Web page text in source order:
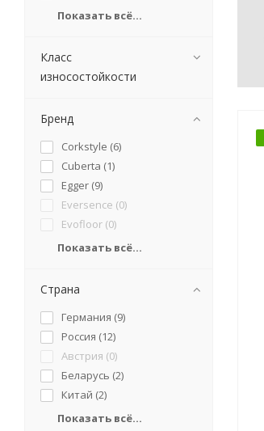
Показать всё...
Класс
износостойкости
Бренд
Corkstyle (6)
Cuberta (1)
Egger (9)
Eversence (0)
Evofloor (0)
Показать всё...
Страна
Германия (9)
Россия (12)
Австрия (0)
Беларусь (2)
Китай (2)
Показать всё...